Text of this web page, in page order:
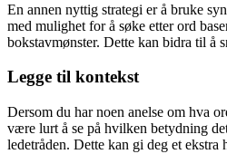
En annen nyttig strategi er å bruke
med mulighet for å søke etter ord
bokstavmønster. Dette kan bidra til å
Legge til kontekst
Dersom du har noen anelse om hva
være lurt å se på hvilken betydning
ledetråden. Dette kan gi deg et